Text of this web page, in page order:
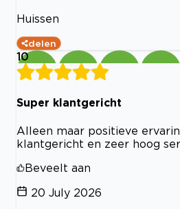
Huissen
delen
10
Super klantgericht
Alleen maar positieve
klantgericht en zeer hoog
Beveelt aan
20 July 2026